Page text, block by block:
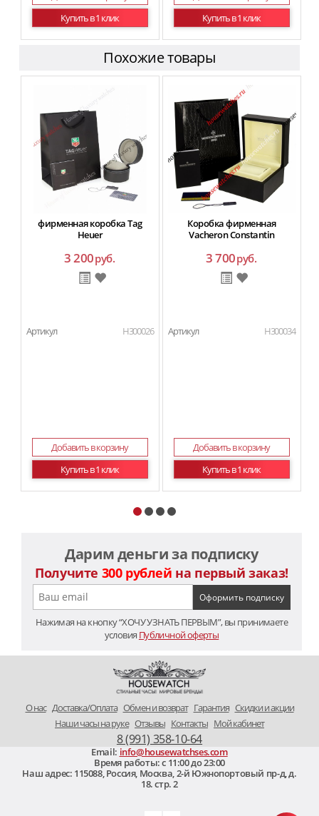
Купить в 1 клик
Купить в 1 клик
Похожие товары
фирменная коробка Tag
Heuer
3 200руб.
Артикул H300026
Добавить в корзину
Купить в 1 клик
Коробка фирменная
Vacheron Constantin
3 700руб.
Артикул H300034
Добавить в корзину
Купить в 1 клик
Дарим деньги за подписку
Получите 300 рублей на первый заказ!
Нажимая на кнопку “ХОЧУ УЗНАТЬ ПЕРВЫМ”, вы принимаете
условия Публичной оферты
O нас Доставка/Оплата Обмен и возврат Гарантия Скидки и акции
Наши часы на руке Отзывы Контакты Мой кабинет
8 (991) 358-10-64
Email: info@housewatchses.com
Время работы: c 11:00 до 23:00
Наш адрес: 115088, Россия, Москва 2-й Южнопортовый пр-д, д.
18. стр. 2